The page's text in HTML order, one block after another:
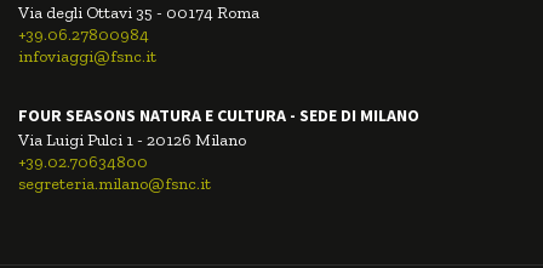
Via degli Ottavi 35 - 00174 Roma
+39.06.27800984
infoviaggi@fsnc.it
FOUR SEASONS NATURA E CULTURA - SEDE DI MILANO
Via Luigi Pulci 1 - 20126 Milano
+39.02.70634800
segreteria.milano@fsnc.it